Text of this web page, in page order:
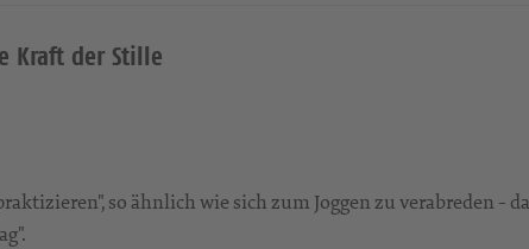
Kraft der Stille
so ähnlich wie sich zum Joggen zu verabreden -